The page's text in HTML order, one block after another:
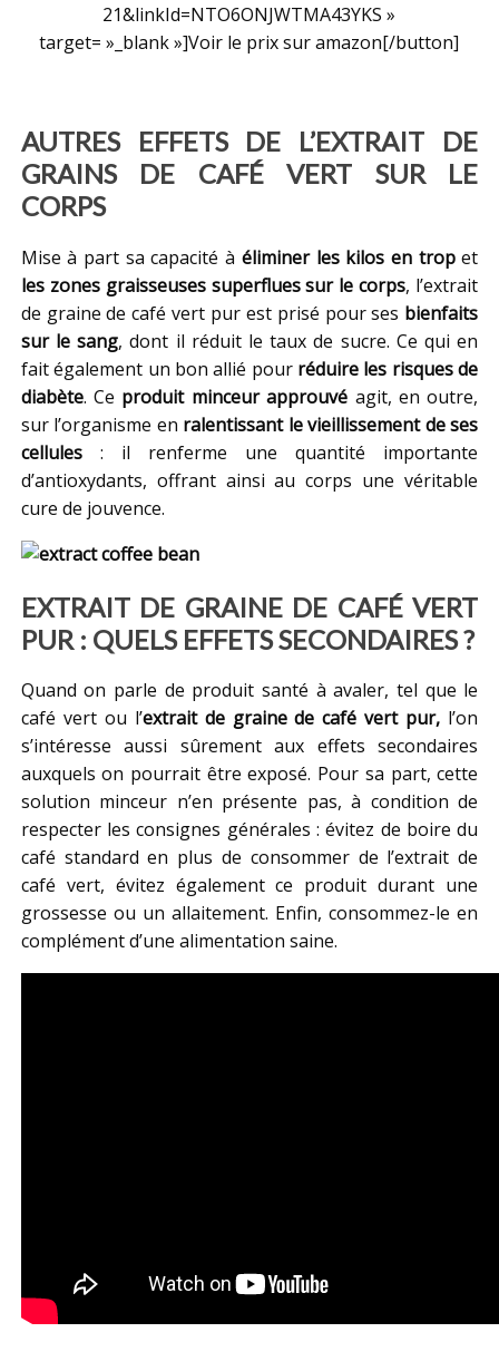
21&linkId=NTO6ONJWTMA43YKS »
target= »_blank »]Voir le prix sur amazon[/button]
AUTRES EFFETS DE L’EXTRAIT DE
GRAINS DE CAFÉ VERT SUR LE
CORPS
Mise à part sa capacité à éliminer les kilos en tropet
les zones graisseuses superflues sur le corps, l’extrait
de graine de café vert pur est prisé pour ses bienfaits
sur le sang, dont il réduit le taux de sucre. Ce qui en
fait également un bon allié pour réduire les risques de
diabète. Ce produit minceur approuvé agit, en outre,
sur l’organisme en ralentissant le vieillissement de ses
cellules: il renferme une quantité importante
d’antioxydants, offrant ainsi au corps une véritable
cure de jouvence.
EXTRAIT DE GRAINE DE CAFÉ VERT
PUR : QUELS EFFETS SECONDAIRES ?
Quand on parle de produit santé à avaler, tel que le
café vert ou l’extrait de graine de café vert pur, l’on
s’intéresse aussi sûrement aux effets secondaires
auxquels on pourrait être exposé. Pour sa part, cette
solution minceur n’en présente pas, à condition de
respecter les consignes générales : évitez de boire du
café standard en plus de consommer de l’extrait de
café vert, évitez également ce produit durant une
grossesse ou un allaitement. Enfin, consommez-le en
complément d’une alimentation saine.